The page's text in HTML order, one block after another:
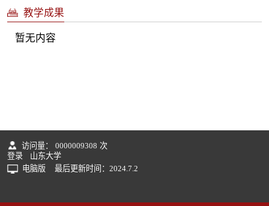
教学成果
暂无内容
访问量： 0000009308 次
登录
山东大学
电脑版
最后更新时间： 2024.7.2